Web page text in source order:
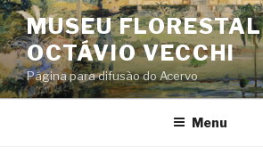
Skip
to
content
MUSEU FLORESTAL
OCTÁVIO VECCHI
Página para difusão do Acervo
Menu